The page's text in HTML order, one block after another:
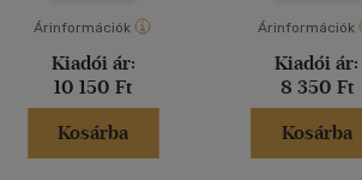
Árinformációk
Kiadói ár:
10 150 Ft
Kosárba
Árinformációk
Kiadói ár:
8 350 Ft
Kosárba